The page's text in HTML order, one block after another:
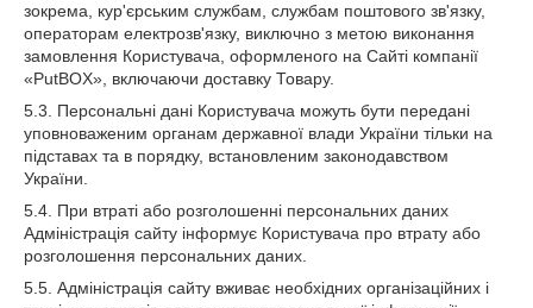
зокрема, кур'єрським службам, службам поштового зв'язку,
операторам електрозв'язку, виключно з метою виконання
замовлення Користувача, оформленого на Сайті компанії
«PutBOX», включаючи доставку Товару.
5.3. Персональні дані Користувача можуть бути передані
уповноваженим органам державної влади України тільки на
підставах та в порядку, встановленим законодавством
України.
5.4. При втраті або розголошенні персональних даних
Адміністрація сайту інформує Користувача про втрату або
розголошення персональних даних.
5.5. Адміністрація сайту вживає необхідних організаційних і